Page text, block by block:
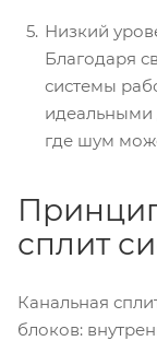
Низкий
Благодаря
системы
где шум
сплит
Канальная
блоков: